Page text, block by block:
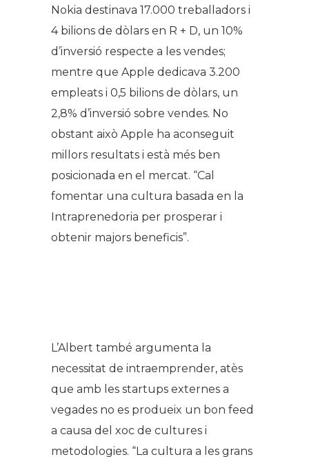
Nokia destinava 17.000 treballadors i
4 bilions de dòlars en R + D, un 10%
d’inversió respecte a les vendes;
mentre que Apple dedicava 3.200
empleats i 0,5 bilions de dòlars, un
2,8% d’inversió sobre vendes. No
obstant això Apple ha aconseguit
millors resultats i està més ben
posicionada en el mercat. “Cal
fomentar una cultura basada en la
Intraprenedoria per prosperar i
obtenir majors beneficis”.
L’Albert també argumenta la
necessitat de intraemprender, atès
que amb les startups externes a
vegades no es produeix un bon feed
a causa del xoc de cultures i
metodologies. “La cultura a les grans